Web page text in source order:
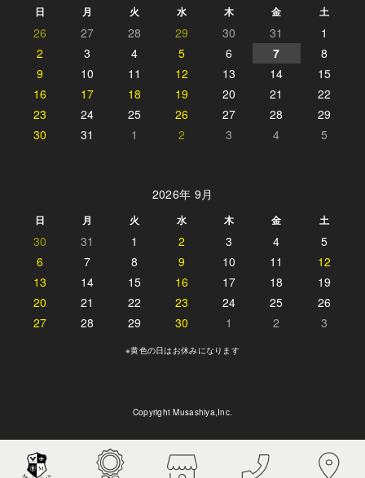
日 月 火 水 木 金 土
26 27 28 29 30 31
1
2
3 4 5 6 7
8
9
10 11 12 13 14
15
16
17 18 19 20 21
22
23
24 25 26 27 28
29
30
31 1 2 3 4 5
2026年 9月
日 月 火 水 木 金 土
30 31 1 2 3 4
5
6
7 8 9 10 11
12
13
14 15 16 17 18
19
20
21 22 23 24 25
26
27
28 29 30 1 2 3
※黄色の日はお休みになります
Copyright Musashiya,Inc.